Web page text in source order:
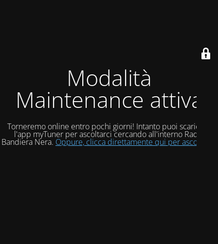
Modalità
Maintenance attiva
Torneremo online entro pochi giorni! Intanto puoi scaricare
l'app myTuner per ascoltarci cercando all'interno Radio
Bandiera Nera. Oppure, clicca direttamente qui per ascoltarci!